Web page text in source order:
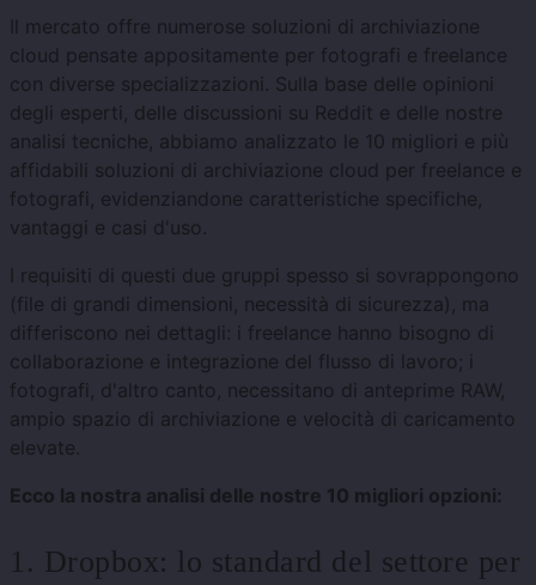
Il mercato offre numerose soluzioni di archiviazione
cloud pensate appositamente per fotografi e freelance
con diverse specializzazioni. Sulla base delle opinioni
degli esperti, delle discussioni su Reddit e delle nostre
analisi tecniche, abbiamo analizzato le 10 migliori e più
affidabili soluzioni di archiviazione cloud per freelance e
fotografi, evidenziandone caratteristiche specifiche,
vantaggi e casi d'uso.
I requisiti di questi due gruppi spesso si sovrappongono
(file di grandi dimensioni, necessità di sicurezza), ma
differiscono nei dettagli: i freelance hanno bisogno di
collaborazione e integrazione del flusso di lavoro; i
fotografi, d'altro canto, necessitano di anteprime RAW,
ampio spazio di archiviazione e velocità di caricamento
elevate.
Ecco la nostra analisi delle nostre 10 migliori opzioni:
1. Dropbox: lo standard del settore per